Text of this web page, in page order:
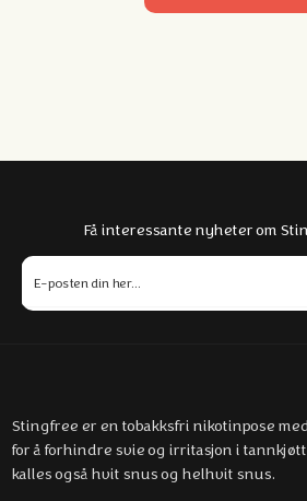
Få interessante nyheter om
Stingfree er en tobakksfri nikotinpose
for å forhindre svie og irritasjon i
kalles også hvit snus og helhvit snus.